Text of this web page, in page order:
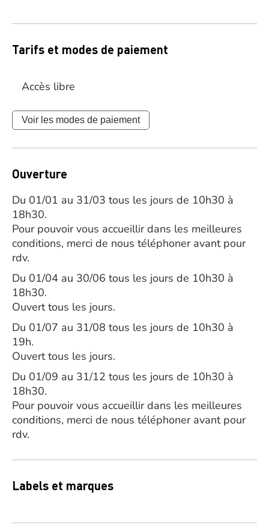
Tarifs et modes de paiement
Accès libre
Voir les modes de paiement
Ouverture
Du 01/01 au 31/03 tous les jours de 10h30 à
18h30.
Pour pouvoir vous accueillir dans les meilleures
conditions, merci de nous téléphoner avant pour
rdv.
Du 01/04 au 30/06 tous les jours de 10h30 à
18h30.
Ouvert tous les jours.
Du 01/07 au 31/08 tous les jours de 10h30 à
19h.
Ouvert tous les jours.
Du 01/09 au 31/12 tous les jours de 10h30 à
18h30.
Pour pouvoir vous accueillir dans les meilleures
conditions, merci de nous téléphoner avant pour
rdv.
Labels et marques